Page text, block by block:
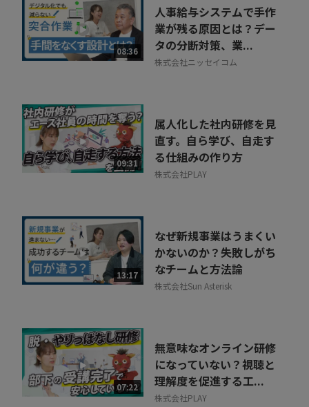
08:36
人事給与システムで手作
業が残る原因とは？デー
タの分断対策、業...
株式会社ニッセイコム
09:31
属人化した社内研修を見
直す。自ら学び、自走す
る仕組みの作り方
株式会社PLAY
13:17
なぜ新規事業はうまくい
かないのか？失敗しがち
なチームと方法論
株式会社Sun Asterisk
07:22
無意味なオンライン研修
になっていない？視聴と
理解度を促進する工...
株式会社PLAY